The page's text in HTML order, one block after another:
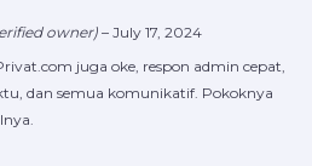
owner)– July 17, 2024
juga oke, respon admin cepat,
dan semua komunikatif. Pokoknya